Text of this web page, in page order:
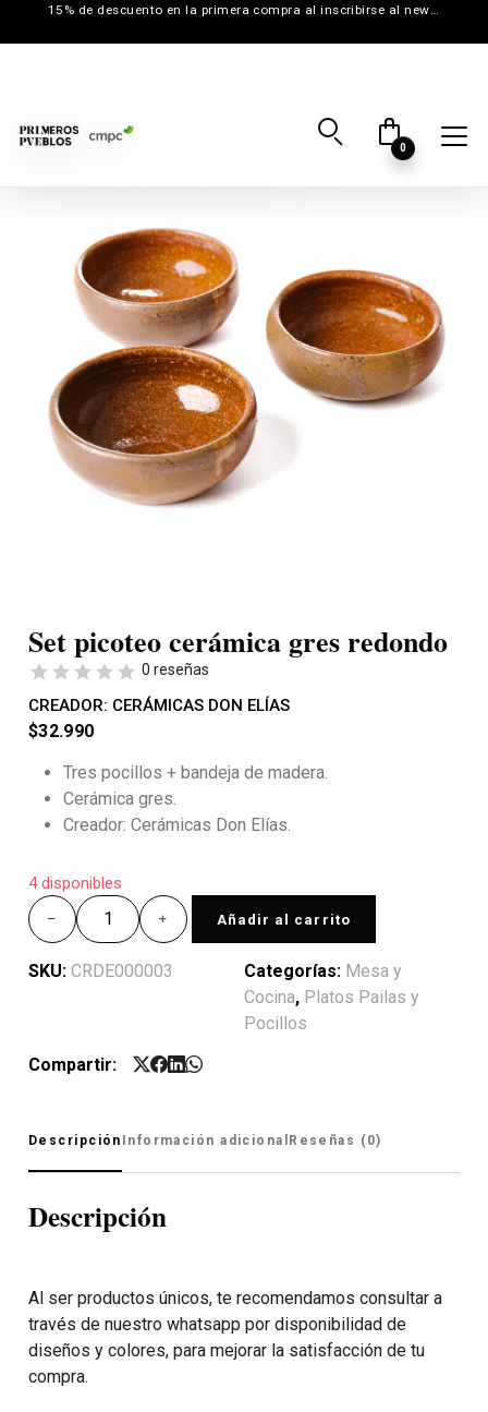
15% de descuento en la primera compra al inscribirse al newsletter
0
Set picoteo cerámica gres redondo
0 reseñas
CREADOR: CERÁMICAS DON ELÍAS
$32.990
Tres pocillos + bandeja de madera.
Cerámica gres.
Creador: Cerámicas Don Elías.
4 disponibles
Añadir al carrito
SKU: CRDE000003 Categorías: Mesa y
Cocina, Platos Pailas y
Pocillos
Compartir:
Descripción Información adicional Reseñas (0)
Descripción
Al ser productos únicos, te recomendamos consultar a
través de nuestro whatsapp por disponibilidad de
diseños y colores, para mejorar la satisfacción de tu
compra.